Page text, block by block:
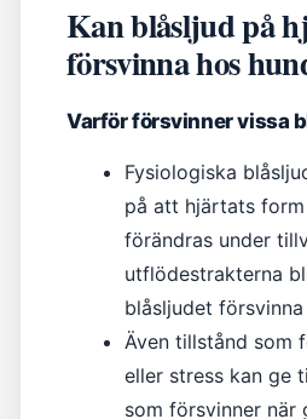
Kan blåsljud på
försvinna hos
Varför försvinner vissa
Fysiologiska
på att hjärtats
förändras under
utflödestrakterna
blåsljudet
Även tillstånd som
eller stress kan ge
som försvinner när